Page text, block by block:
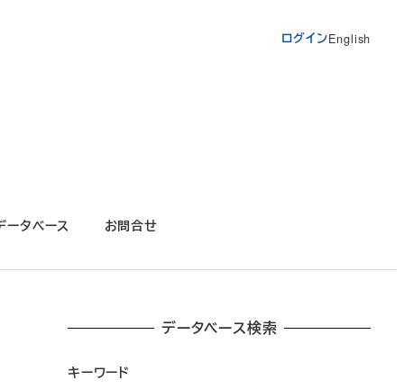
ログインEnglish
ータベース お問合せ
データベース検索
キーワード